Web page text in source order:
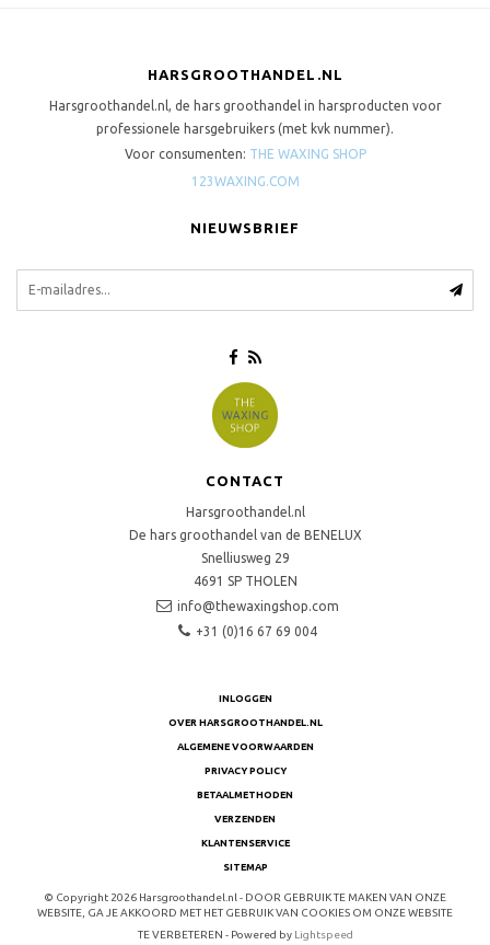
HARSGROOTHANDEL.NL
Harsgroothandel.nl, de hars groothandel in harsproducten voor
professionele harsgebruikers (met kvk nummer).
Voor consumenten: THE WAXING SHOP
123WAXING.COM
NIEUWSBRIEF
CONTACT
Harsgroothandel.nl
De hars groothandel van de BENELUX
Snelliusweg 29
4691 SP THOLEN
info@thewaxingshop.com
+31 (0)16 67 69 004
INLOGGEN
OVER HARSGROOTHANDEL.NL
ALGEMENE VOORWAARDEN
PRIVACY POLICY
BETAALMETHODEN
VERZENDEN
KLANTENSERVICE
SITEMAP
© Copyright 2026 Harsgroothandel.nl - DOOR GEBRUIK TE MAKEN VAN ONZE
WEBSITE, GA JE AKKOORD MET HET GEBRUIK VAN COOKIES OM ONZE WEBSITE
TE VERBETEREN - Powered by Lightspeed